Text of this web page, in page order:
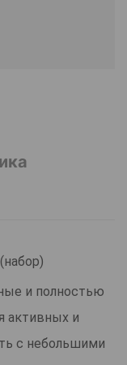
и полностью
активных и
с небольшими